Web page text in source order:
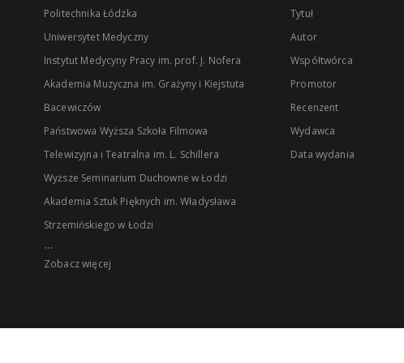
Politechnika Łódzka
Uniwersytet Medyczny
Instytut Medycyny Pracy im. prof. J. Nofera
Akademia Muzyczna im. Grażyny i Kiejstuta
Bacewiczów
Państwowa Wyższa Szkoła Filmowa
Telewizyjna i Teatralna im. L. Schillera
Wyższe Seminarium Duchowne w Łodzi
Akademia Sztuk Pięknych im. Władysława
Strzemińskiego w Łodzi
...
Zobacz więcej
Tytuł
Autor
Współtwórca
Promotor
Recenzent
Wydawca
Data wydania